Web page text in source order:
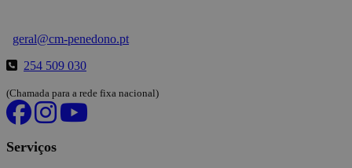
geral@cm-penedono.pt
254 509 030
(Chamada para a rede fixa nacional)
Serviços